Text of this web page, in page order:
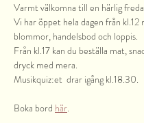
Varmt välkomna till en härlig
Vi har öppet hela dagen från kl.12
blommor, handelsbod och loppis.
Från kl.17 kan du beställa mat,
dryck med mera.
Musikquiz:et  drar igång kl.18.30.
Boka bord här.